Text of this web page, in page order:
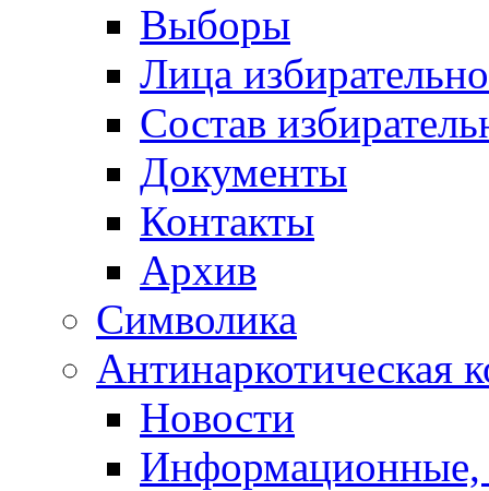
Выборы
Лица
Состав
Документы
Контакты
Архив
Символика
Антинаркотическая
Новости
Информационные,